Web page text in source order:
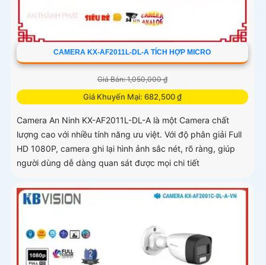
CAMERA KX-AF2011L-DL-A TÍCH HỢP MICRO
Giá Bán: 1,050,000 ₫
Giá Khuyến Mại: 682,500 ₫
Camera An Ninh KX-AF2011L-DL-A là một Camera chất
lượng cao với nhiều tính năng ưu việt. Với độ phân giải Full
HD 1080P, camera ghi lại hình ảnh sắc nét, rõ ràng, giúp
người dùng dễ dàng quan sát được mọi chi tiết